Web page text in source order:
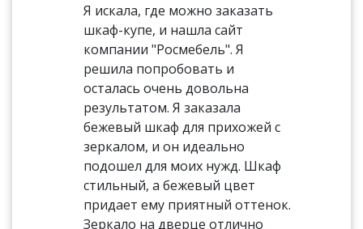
Я искала, где можно заказать
шкаф-купе, и нашла сайт
компании "Росмебель". Я
решила попробовать и
осталась очень довольна
результатом. Я заказала
бежевый шкаф для прихожей с
зеркалом, и он идеально
подошел для моих нужд. Шкаф
стильный, а бежевый цвет
придает ему приятный оттенок.
Зеркало на дверце отлично